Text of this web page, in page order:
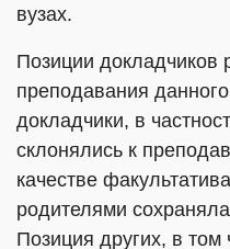
вузах.
Позиции докладчиков
преподавания
докладчики, в
склонялись к
качестве
родителями
Позиция других, в том